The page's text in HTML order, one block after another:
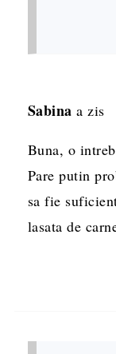
Sabina a zis
Buna, o
Pare putin
sa fie
lasata de